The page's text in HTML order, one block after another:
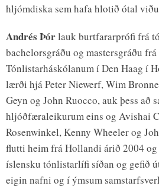
hljómdiska sem hafa hlotið ótal
Andrés Þórlauk burtfararprófi frá
bachelorsgráðu og mastersgráðu
Tónlistarháskólanum í Den Haag í
lærði hjá Peter Niewerf, Wim
Geyn og John Ruocco, auk þess að
hljóðfæraleikurum eins og Avishai
Rosenwinkel, Kenny Wheeler og
flutti heim frá Hollandi árið 2004
íslensku tónlistarlífi síðan og gefið
eigin nafni og í ýmsum